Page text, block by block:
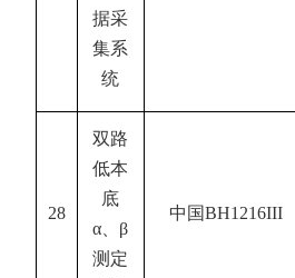
据采
集系
统
28
双路
低本
底
α
β
测定
中国BH1216III